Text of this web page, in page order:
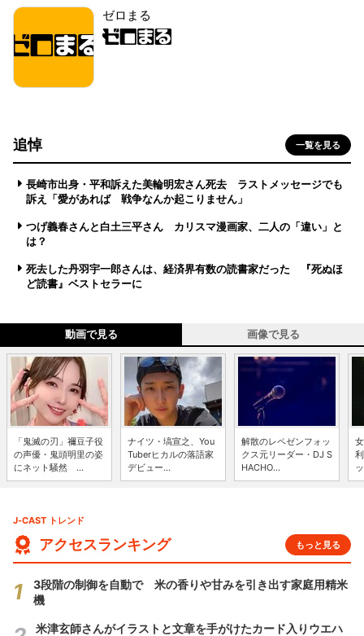
ゼロまる
追悼 一覧を見る
長崎市出身・平和訴えた美輪明宏さん死去 ラストメッセージでも
訴え「愛があれば 戦争なんか起こりません」
つげ義春さんと白土三平さん カリスマ漫画家、二人の「違い」と
は？
死去した丹羽宇一郎さんは、経済界有数の読書家だった 『死ぬほ
ど読書』ベストセラーに
動画で見る 画像で見る
「鬼滅の刃」禰豆子役
の声優・鬼頭明里の姿
にネット騒然 ...
ナイツ・塙宣之、You
Tuberヒカルの落語家
デビュー...
解散のレペゼンフォッ
クス元リーダー・DJ S
HACHO...
J-CAST トレンド
アクセスランキング もっと見る
3段階の制御を自動で 米の香りや甘みを引き出す家庭用精米
機
米津玄師さんがイラストと文章を手がけたカード入りウエハ